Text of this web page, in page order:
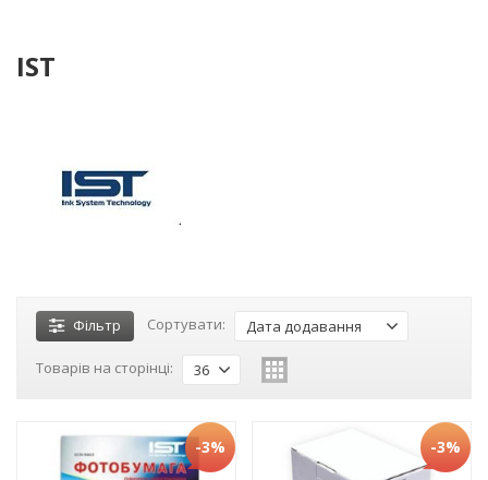
IST
Фільтр Сортувати: Дата додавання
Товарів на сторінці: 36
-3% -3%